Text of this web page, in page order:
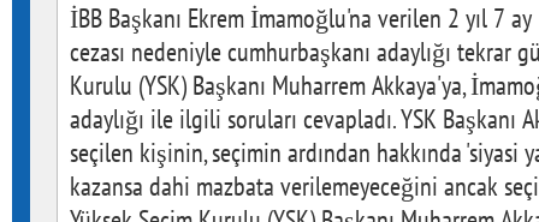
İBB Başkanı Ekrem İmamoğlu'na verilen 2 yıl 7
cezası nedeniyle cumhurbaşkanı adaylığı tekrar
Kurulu (YSK) Başkanı Muharrem Akkaya'ya,
adaylığı ile ilgili soruları cevapladı. YSK Başkanı
seçilen kişinin, seçimin ardından hakkında 'siyasi
kazansa dahi mazbata verilemeyeceğini ancak